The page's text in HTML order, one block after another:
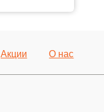
Акции О нас